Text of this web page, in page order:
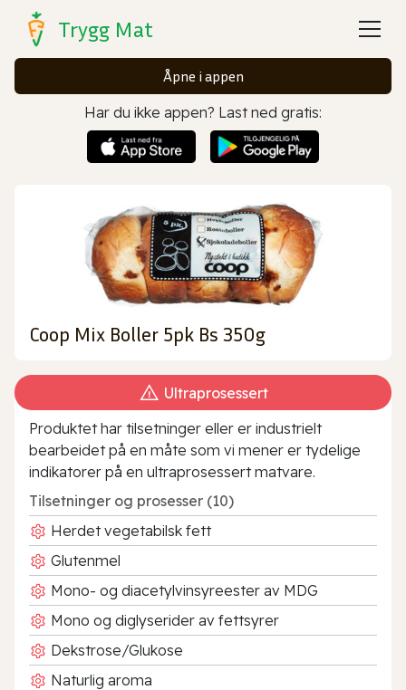
Trygg Mat
Åpne i appen
Har du ikke appen? Last ned gratis:
Coop Mix Boller 5pk Bs 350g
Ultraprosessert
Produktet har tilsetninger eller er industrielt
bearbeidet på en måte som vi mener er tydelige
indikatorer på en ultraprosessert matvare.
Tilsetninger og prosesser (10)
Herdet vegetabilsk fett
Glutenmel
Mono- og diacetylvinsyreester av MDG
Mono og diglyserider av fettsyrer
Dekstrose/Glukose
Naturlig aroma